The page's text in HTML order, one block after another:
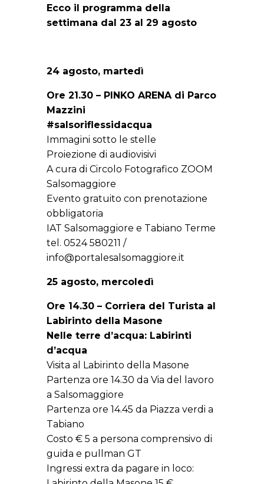
Ecco il programma della
settimana dal 23 al 29 agosto
24 agosto, martedì
Ore 21.30 – PINKO ARENA di Parco
Mazzini
#salsoriflessidacqua
Immagini sotto le stelle
Proiezione di audiovisivi
A cura di Circolo Fotografico ZOOM
Salsomaggiore
Evento gratuito con prenotazione
obbligatoria
IAT Salsomaggiore e Tabiano Terme
tel. 0524 580211 /
info@portalesalsomaggiore.it
25 agosto, mercoledì
Ore 14.30 – Corriera del Turista al
Labirinto della Masone
Nelle terre d’acqua: Labirinti
d’acqua
Visita al Labirinto della Masone
Partenza ore 14.30 da Via del lavoro
a Salsomaggiore
Partenza ore 14.45 da Piazza verdi a
Tabiano
Costo € 5 a persona comprensivo di
guida e pullman GT
Ingressi extra da pagare in loco: